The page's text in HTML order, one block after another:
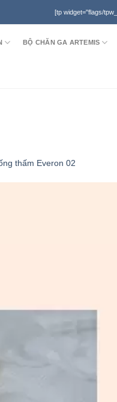
[tp widget="flags/
BỘ CHĂN GA ARTEMIS
thấm Everon 02